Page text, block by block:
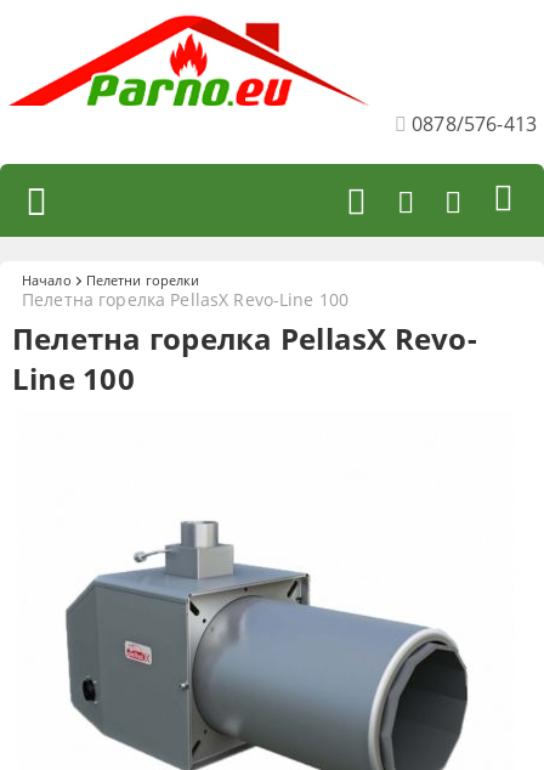
0878/576-413
Начало Пелетни горелки
Пелетна горелка PellasX Revo-Line 100
Пелетна горелка PellasX Revo-
Line 100